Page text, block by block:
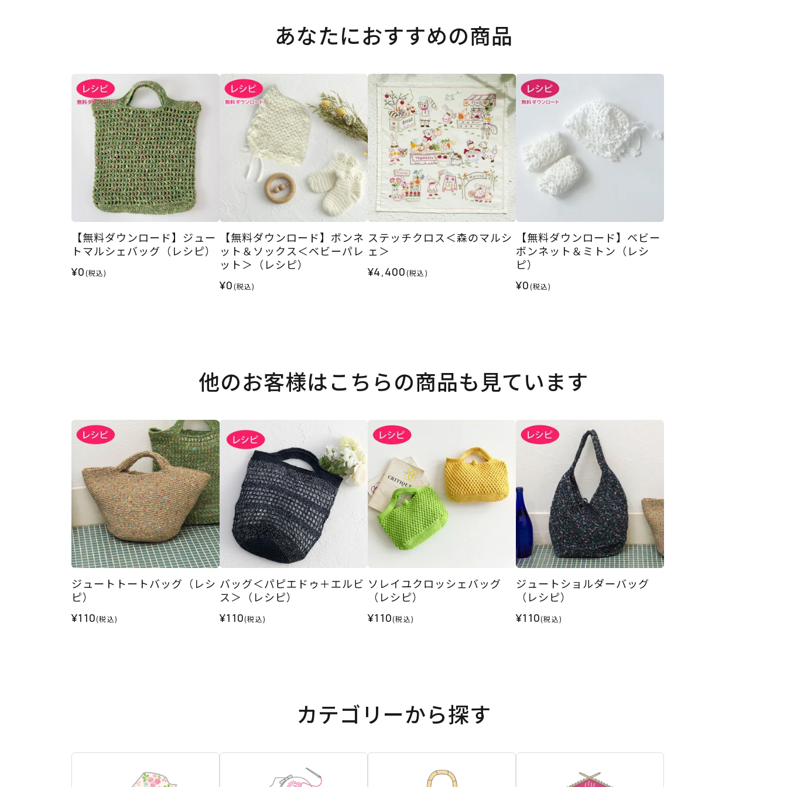
あなたにおすすめの商品
【無料ダウンロード】ジュー
トマルシェバッグ（レシピ）
¥0(税込)
【無料ダウンロード】ボンネ
ット＆ソックス＜ベビーパレ
ット＞（レシピ）
¥0(税込)
ステッチクロス＜森のマルシ
ェ＞
¥4,400(税込)
【無料ダウンロード】ベビー
ボンネット＆ミトン（レシ
ピ）
¥0(税込)
他のお客様はこちらの商品も見ています
ジュートトートバッグ（レシ
ピ）
¥110(税込)
バッグ＜パピエドゥ＋エルビ
ス＞（レシピ）
¥110(税込)
ソレイユクロッシェバッグ
（レシピ）
¥110(税込)
ジュートショルダーバッグ
（レシピ）
¥110(税込)
カテゴリーから探す